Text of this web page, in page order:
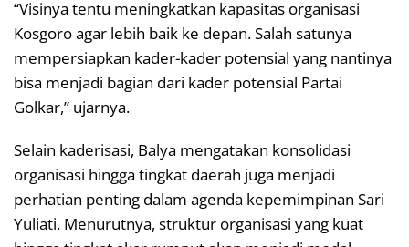
“Visinya tentu meningkatkan kapasitas organisasi
Kosgoro agar lebih baik ke depan. Salah satunya
mempersiapkan kader-kader potensial yang nantinya
bisa menjadi bagian dari kader potensial Partai
Golkar,” ujarnya.
Selain kaderisasi, Balya mengatakan konsolidasi
organisasi hingga tingkat daerah juga menjadi
perhatian penting dalam agenda kepemimpinan Sari
Yuliati. Menurutnya, struktur organisasi yang kuat